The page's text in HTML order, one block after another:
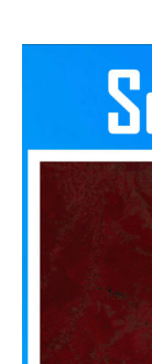
Processamento
Sentinel-